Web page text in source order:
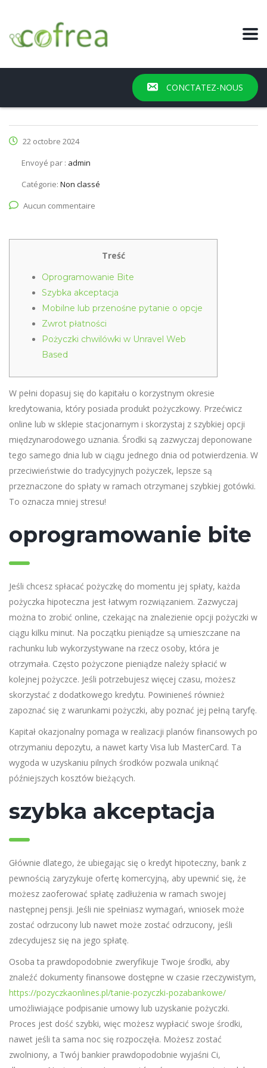
CONCTATEZ-NOUS
22 octobre 2024
Envoyé par : admin
Catégorie: Non classé
Aucun commentaire
Treść
Oprogramowanie Bite
Szybka akceptacja
Mobilne lub przenośne pytanie o opcje
Zwrot płatności
Pożyczki chwilówki w Unravel Web
Based
W pełni dopasuj się do kapitału o korzystnym okresie
kredytowania, który posiada produkt pożyczkowy. Przećwicz
online lub w sklepie stacjonarnym i skorzystaj z szybkiej opcji
międzynarodowego uznania. Środki są zazwyczaj deponowane
tego samego dnia lub w ciągu jednego dnia od potwierdzenia. W
przeciwieństwie do tradycyjnych pożyczek, lepsze są
przeznaczone do spłaty w ramach otrzymanej szybkiej gotówki.
To oznacza mniej stresu!
oprogramowanie bite
Jeśli chcesz spłacać pożyczkę do momentu jej spłaty, każda
pożyczka hipoteczna jest łatwym rozwiązaniem. Zazwyczaj
można to zrobić online, czekając na znalezienie opcji pożyczki w
ciągu kilku minut. Na początku pieniądze są umieszczane na
rachunku lub wykorzystywane na rzecz osoby, która je
otrzymała. Często pożyczone pieniądze należy spłacić w
kolejnej pożyczce. Jeśli potrzebujesz więcej czasu, możesz
skorzystać z dodatkowego kredytu. Powinieneś również
zapoznać się z warunkami pożyczki, aby poznać jej pełną taryfę.
Kapitał okazjonalny pomaga w realizacji planów finansowych po
otrzymaniu depozytu, a nawet karty Visa lub MasterCard. Ta
wygoda w uzyskaniu pilnych środków pozwala uniknąć
późniejszych kosztów bieżących.
szybka akceptacja
Głównie dlatego, że ubiegając się o kredyt hipoteczny, bank z
pewnością zaryzykuje ofertę komercyjną, aby upewnić się, że
możesz zaoferować spłatę zadłużenia w ramach swojej
następnej pensji. Jeśli nie spełniasz wymagań, wniosek może
zostać odrzucony lub nawet może zostać odrzucony, jeśli
zdecydujesz się na jego spłatę.
Osoba ta prawdopodobnie zweryfikuje Twoje środki, aby
znaleźć dokumenty finansowe dostępne w czasie rzeczywistym,
https://pozyczkaonlines.pl/tanie-pozyczki-pozabankowe/
umożliwiające podpisanie umowy lub uzyskanie pożyczki.
Proces jest dość szybki, więc możesz wypłacić swoje środki,
nawet jeśli ta sama noc się rozpoczęła. Możesz zostać
zwolniony, a Twój bankier prawdopodobnie wyjaśni Ci,